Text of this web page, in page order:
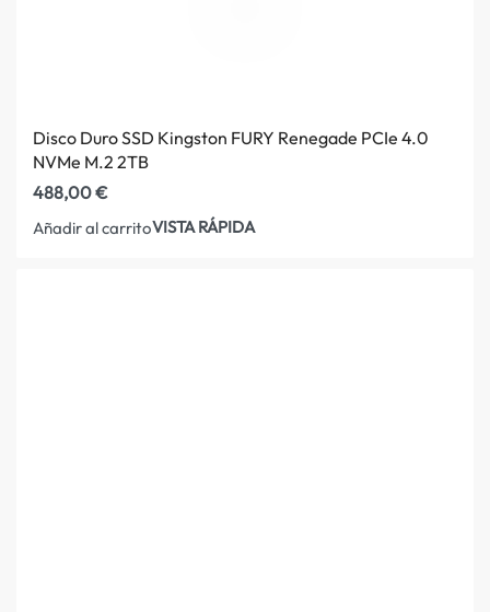
Disco Duro SSD Kingston FURY Renegade PCIe 4.0
NVMe M.2 2TB
488,00€
Añadir al carritoVISTA RÁPIDA